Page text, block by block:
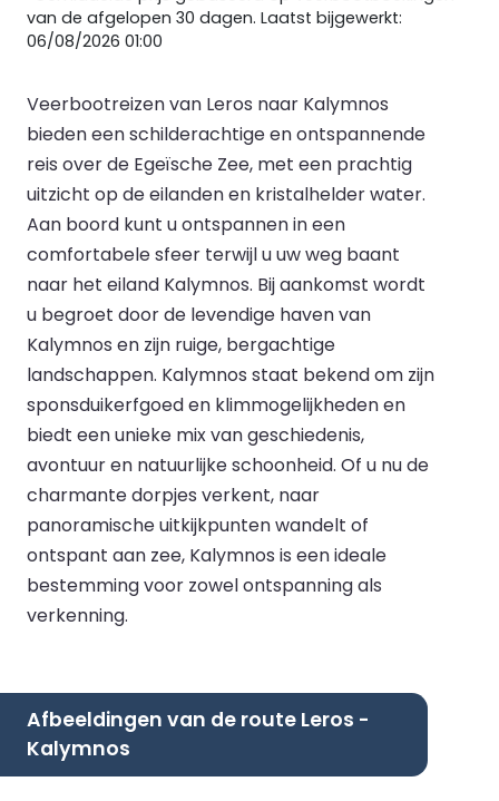
van de afgelopen 30 dagen. Laatst bijgewerkt:
06/08/2026 01:00
Veerbootreizen van Leros naar Kalymnos
bieden een schilderachtige en ontspannende
reis over de Egeïsche Zee, met een prachtig
uitzicht op de eilanden en kristalhelder water.
Aan boord kunt u ontspannen in een
comfortabele sfeer terwijl u uw weg baant
naar het eiland Kalymnos. Bij aankomst wordt
u begroet door de levendige haven van
Kalymnos en zijn ruige, bergachtige
landschappen. Kalymnos staat bekend om zijn
sponsduikerfgoed en klimmogelijkheden en
biedt een unieke mix van geschiedenis,
avontuur en natuurlijke schoonheid. Of u nu de
charmante dorpjes verkent, naar
panoramische uitkijkpunten wandelt of
ontspant aan zee, Kalymnos is een ideale
bestemming voor zowel ontspanning als
verkenning.
Afbeeldingen van de route Leros -
Kalymnos